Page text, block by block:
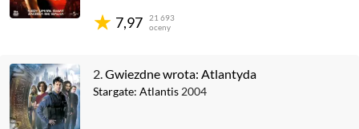
7,97
21 693
oceny
2.Gwiezdne wrota: Atlantyda
Stargate: Atlantis 2004